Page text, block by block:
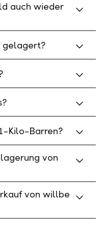
auch wieder
gelagert?
Kilo-Barren?
von
von willbe